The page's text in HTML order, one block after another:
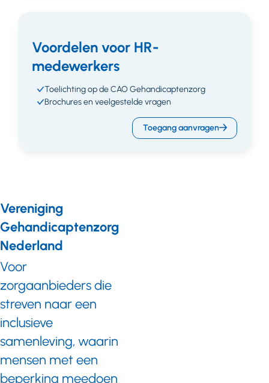
Voordelen voor HR-
medewerkers
Toelichting op de CAO Gehandicaptenzorg
Brochures en veelgestelde vragen
Toegang aanvragen
Vereniging
Gehandicaptenzorg
Nederland
Voor
zorgaanbieders die
streven naar een
inclusieve
samenleving, waarin
mensen met een
beperking meedoen